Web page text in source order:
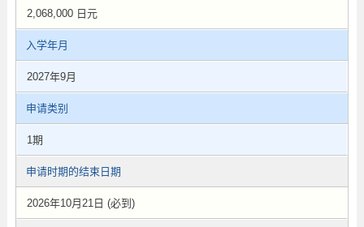
2,068,000 日元
入学年月
2027年9月
申请类别
1期
申请时期的结束日期
2026年10月21日 (必到)